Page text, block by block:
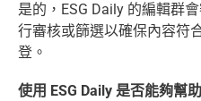
是的，ESG Daily 的編輯群
行審核或篩選以確保內容符
登。
使用 ESG Daily 是否能夠幫